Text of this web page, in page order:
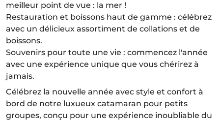
meilleur point de vue : la mer !
Restauration et boissons haut de gamme : célébrez
avec un délicieux assortiment de collations et de
boissons.
Souvenirs pour toute une vie : commencez l'année
avec une expérience unique que vous chérirez à
jamais.
Célébrez la nouvelle année avec style et confort à
bord de notre luxueux catamaran pour petits
groupes, conçu pour une expérience inoubliable du